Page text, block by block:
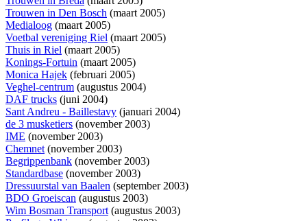
Trouwen in Den Bosch (maart 2005)
Medialoog (maart 2005)
Voetbal vereniging Riel (maart 2005)
Thuis in Riel (maart 2005)
Konings-Fortuin (maart 2005)
Monica Hajek (februari 2005)
Veghel-centrum (augustus 2004)
DAF trucks (juni 2004)
Sant Andreu - Baillestavy (januari 2004)
de 3 musketiers (november 2003)
IME (november 2003)
Chemnet(november 2003)
Begrippenbank (november 2003)
Standardbase (november 2003)
Dressuurstal van Baalen (september 2003)
BDO Groeiscan (augustus 2003)
Wim Bosman Transport(augustus 2003)